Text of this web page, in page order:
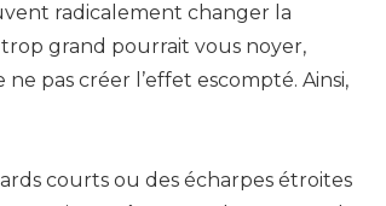
radicalement changer la
grand pourrait vous noyer,
pas créer l’effet escompté. Ainsi,
courts ou des écharpes étroites